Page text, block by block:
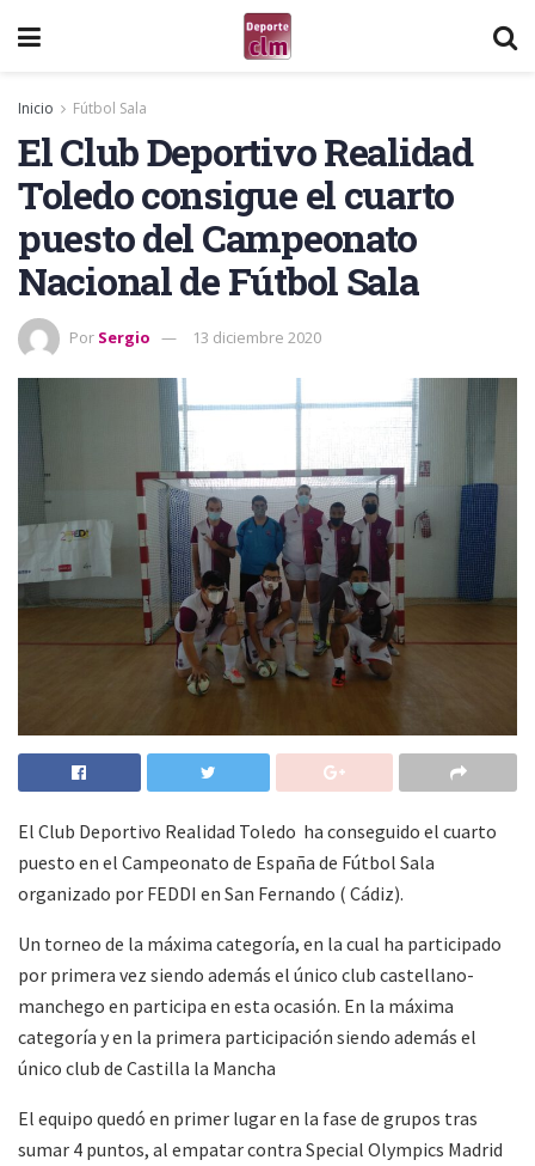
Inicio Fútbol Sala
El Club Deportivo Realidad
Toledo consigue el cuarto
puesto del Campeonato
Nacional de Fútbol Sala
Por Sergio 13 diciembre 2020
El Club Deportivo Realidad Toledo ha conseguido el cuarto
puesto en el Campeonato de España de Fútbol Sala
organizado por FEDDI en San Fernando ( Cádiz).
Un torneo de la máxima categoría, en la cual ha participado
por primera vez siendo además el único club castellano-
manchego en participa en esta ocasión. En la máxima
categoría y en la primera participación siendo además el
único club de Castilla la Mancha
El equipo quedó en primer lugar en la fase de grupos tras
sumar 4 puntos, al empatar contra Special Olympics Madrid